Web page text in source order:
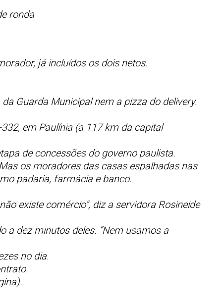
ronda
já incluídos os dois netos.
Guarda Municipal nem a pizza do delivery.
em Paulínia (a 117 km da capital
de concessões do governo paulista.
os moradores das casas espalhadas nas
padaria, farmácia e banco.
existe comércio”, diz a servidora Rosineide
a dez minutos deles. “Nem usamos a
no dia.